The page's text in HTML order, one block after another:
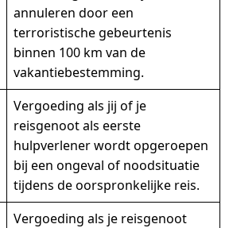
annuleren door een
terroristische gebeurtenis
binnen 100 km van de
vakantiebestemming.
Vergoeding als jij of je
reisgenoot als eerste
hulpverlener wordt opgeroepen
bij een ongeval of noodsituatie
tijdens de oorspronkelijke reis.
Vergoeding als je reisgenoot